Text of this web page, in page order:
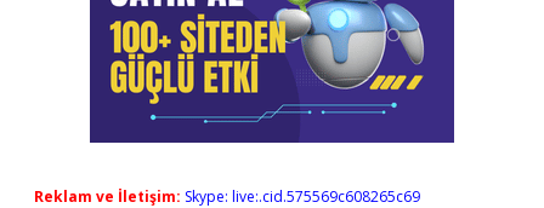
Reklam ve İletişim: Skype: live:.cid.575569c608265c69